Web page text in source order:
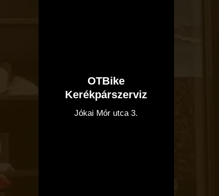
OTBike
Kerékpárszerviz
Jókai Mór utca 3.